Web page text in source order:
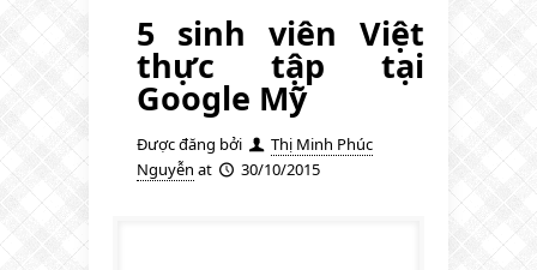
5 sinh viên Việt
thực tập tại
Google Mỹ
Được đăng bởi
Thị Minh Phúc
Nguyễn at 30/10/2015